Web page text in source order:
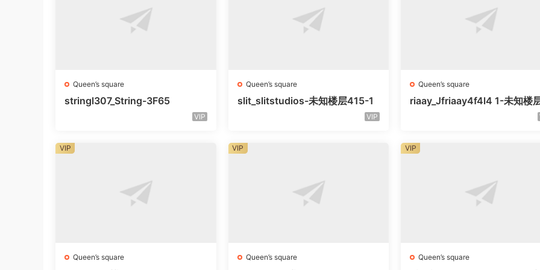
Queen’s square
stringl307_String-3F65
VIP
Queen’s square
slit_slitstudios-未知楼层415-1
VIP
Queen’s square
riaay_Jfriaay4f4l4 1-未知楼
Queen’s square
VIP
Queen’s square
VIP
Queen’s square
VIP